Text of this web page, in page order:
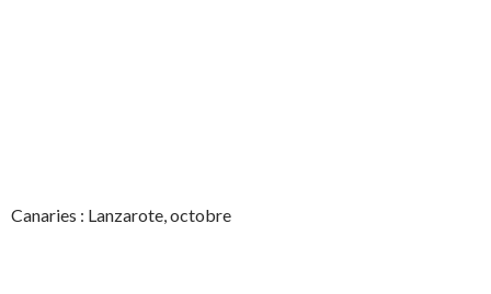
Canaries : Lanzarote, octobre